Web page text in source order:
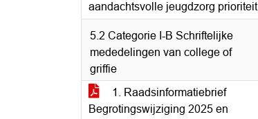
aandachtsvolle jeugdzorg prioriteit
5.2 Categorie I-B Schriftelijke
mededelingen van college of
griffie
1. Raadsinformatiebrief
Begrotingswijziging 2025 en